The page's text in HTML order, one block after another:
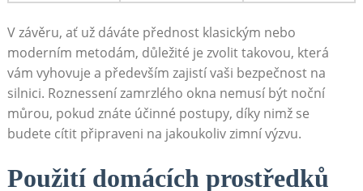
V závěru, ať⁤ už dáváte přednost klasickým nebo⁤
moderním⁣ metodám, důležité je zvolit takovou, která
vám vyhovuje a především ​zajistí vaši bezpečnost na
silnici. Roznessení‍ zamrzlého okna⁤ nemusí být noční
můrou, pokud znáte účinné postupy, díky nimž se
budete cítit připraveni na jakoukoliv zimní výzvu.
Použití domácích prostředků